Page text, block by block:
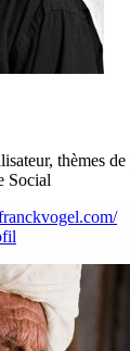
thèmes
Social